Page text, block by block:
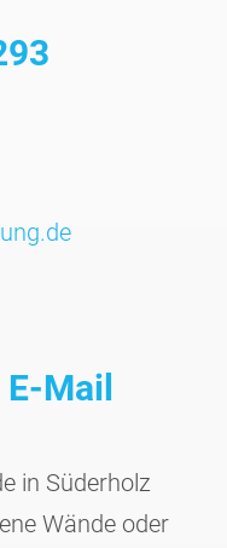
Mail
in Süderholz
Wände oder